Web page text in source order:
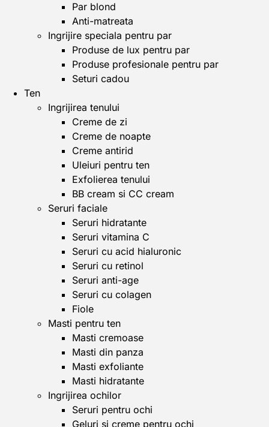
Par blond
Anti-matreata
Ingrijire speciala pentru par
Produse de lux pentru par
Produse profesionale pentru par
Seturi cadou
Ten
Ingrijirea tenului
Creme de zi
Creme de noapte
Creme antirid
Uleiuri pentru ten
Exfolierea tenului
BB cream si CC cream
Seruri faciale
Seruri hidratante
Seruri vitamina C
Seruri cu acid hialuronic
Seruri cu retinol
Seruri anti-age
Seruri cu colagen
Fiole
Masti pentru ten
Masti cremoase
Masti din panza
Masti exfoliante
Masti hidratante
Ingrijirea ochilor
Seruri pentru ochi
Geluri si creme pentru ochi